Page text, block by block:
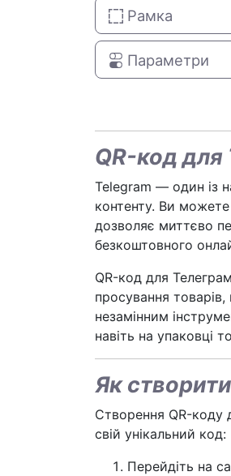
Рамка
Параметри
QR-код для
Telegram — один із
контенту. Ви
дозволяє миттєво
безкоштовного
QR-код для
просування
незамінним
навіть на упаковці
Як
Створення QR-коду
свій унікальний код:
Перейдіть на